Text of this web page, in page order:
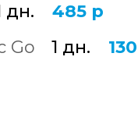
дн.
485 р
Go
1 дн.